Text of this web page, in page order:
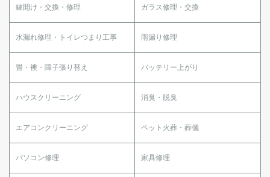
鍵開け・交換・修理 ガラス修理・交換
水漏れ修理・トイレつまり工事 雨漏り修理
畳・襖・障子張り替え バッテリー上がり
ハウスクリーニング 消臭・脱臭
エアコンクリーニング ペット火葬・葬儀
パソコン修理 家具修理